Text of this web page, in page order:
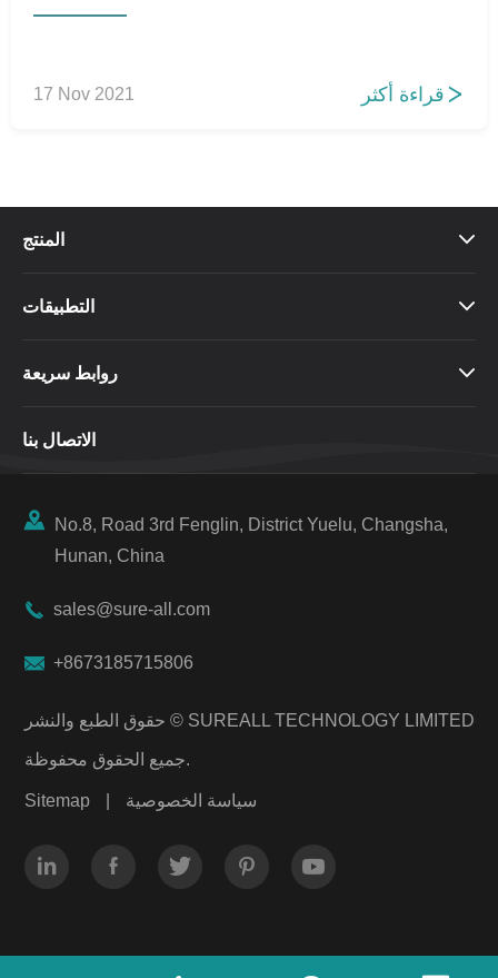
17 Nov 2021 قراءة أكثر 
المنتج 
التطبيقات 
روابط سريعة 
الاتصال بنا

No.8, Road 3rd Fenglin, District Yuelu, Changsha,
Hunan, China
 sales@sure-all.com
 +8673185715806
حقوق الطبع والنشر © SUREALL TECHNOLOGY LIMITED
جميع الحقوق محفوظة.
Sitemap سياسة الخصوصية
    